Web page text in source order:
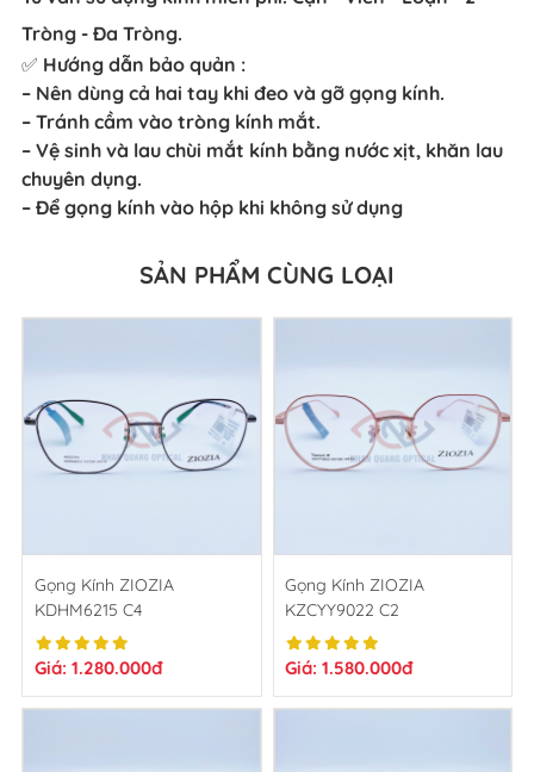
Tròng - Đa Tròng.
✅ Hướng dẫn bảo quản :
– Nên dùng cả hai tay khi đeo và gỡ gọng kính.
– Tránh cầm vào tròng kính mắt.
– Vệ sinh và lau chùi mắt kính bằng nước xịt, khăn lau
chuyên dụng.
– Để gọng kính vào hộp khi không sử dụng
SẢN PHẨM CÙNG LOẠI
Gọng Kính ZIOZIA
KDHM6215 C4
Giá: 1.280.000đ
Gọng Kính ZIOZIA
KZCYY9022 C2
Giá: 1.580.000đ